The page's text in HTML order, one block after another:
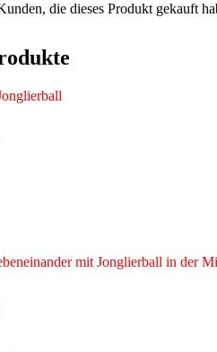
die dieses Produkt gekauft